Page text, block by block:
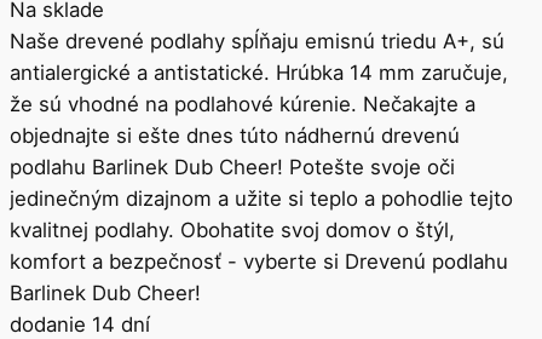
Na sklade
Naše drevené podlahy spĺňaju emisnú triedu A+, sú
antialergické a antistatické. Hrúbka 14 mm zaručuje,
že sú vhodné na podlahové kúrenie. Nečakajte a
objednajte si ešte dnes túto nádhernú drevenú
podlahu Barlinek Dub Cheer! Potešte svoje oči
jedinečným dizajnom a užite si teplo a pohodlie tejto
kvalitnej podlahy. Obohatite svoj domov o štýl,
komfort a bezpečnosť - vyberte si Drevenú podlahu
Barlinek Dub Cheer!
dodanie 14 dní